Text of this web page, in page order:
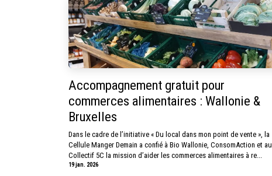
Accompagnement gratuit pour
commerces alimentaires : Wallonie &
Bruxelles
Dans le cadre de l’initiative « Du local dans mon point de vente », la
Cellule Manger Demain a confié à Bio Wallonie, ConsomAction et au
Collectif 5C la mission d’aider les commerces alimentaires à re...
19 jan. 2026